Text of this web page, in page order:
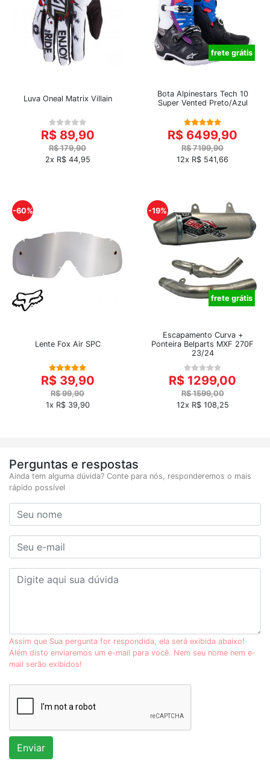
Luva Oneal Matrix Villain
R$ 89,90
R$ 179,90
2x R$ 44,95
frete grátis
Bota Alpinestars Tech 10
Super Vented Preto/Azul
R$ 6499,90
R$ 7199,90
12x R$ 541,66
-60%
Lente Fox Air SPC
R$ 39,90
R$ 99,90
1x R$ 39,90
-19%
frete grátis
Escapamento Curva +
Ponteira Belparts MXF 270F
23/24
R$ 1299,00
R$ 1599,00
12x R$ 108,25
Perguntas e respostas
Ainda tem alguma dúvida? Conte para nós, responderemos o mais
rápido possível
Assim que Sua pergunta for respondida, ela será exibida abaixo!
Além disto enviaremos um e-mail para você. Nem seu nome nem e-
mail serão exibidos!
Enviar